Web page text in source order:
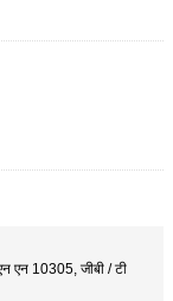
एन 10305, जीबी / टी